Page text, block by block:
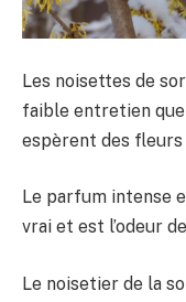
Les noisettes de
faible entretien
espèrent des fleurs
Le parfum intense
vrai et est l’odeur
Le noisetier de la